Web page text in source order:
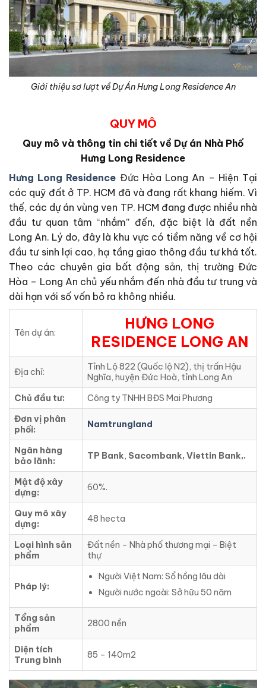
Giới thiệu sơ lượt về Dự Án Hưng Long Residence An
QUY MÔ
Quy mô và thông tin chi tiết về Dự án Nhà Phố
Hưng Long Residence
Hưng Long Residence Đức Hòa Long An – Hiện Tại
các quỹ đất ở TP. HCM đã và đang rất khang hiếm. Vì
thế, các dự án vùng ven TP. HCM đang được nhiều nhà
đầu tư quan tâm “nhắm” đến, đặc biệt là đất nền
Long An. Lý do, đây là khu vực có tiềm năng về cơ hội
đầu tư sinh lợi cao, hạ tầng giao thông đầu tư khá tốt.
Theo các chuyên gia bất động sản, thị trường Đức
Hòa – Long An chủ yếu nhắm đến nhà đầu tư trung và
dài hạn với số vốn bỏ ra không nhiều.
Tên dự án:
HƯNG LONG
RESIDENCE LONG AN
Địa chỉ:
Tỉnh Lộ 822 (Quốc lộ N2), thị trấn Hậu
Nghĩa, huyện Đức Hoà, tỉnh Long An
Chủ đầu tư:
Công ty TNHH BĐS Mai Phương
Đơn vị phân
phối:
Namtrungland
Ngân hàng
bảo lãnh:
TP Bank, Sacombank, Viettin Bank,.
Mật độ xây
dựng:
60%.
Quy mô xây
dựng:
48 hecta
Loại hình sản
phẩm
Đất nền – Nhà phố thương mại – Biệt
thự
Pháp lý:
Người Việt Nam: Sổ hồng lâu dài
Người nước ngoài: Sở hữu 50 năm
Tổng sản
phẩm
2800 nền
Diện tích
Trung bình
85 – 140m2